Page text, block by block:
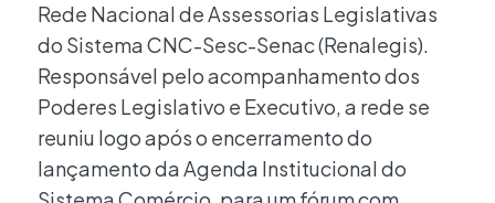
Rede Nacional de Assessorias Legislativas
do Sistema CNC-Sesc-Senac (Renalegis).
Responsável pelo acompanhamento dos
Poderes Legislativo e Executivo, a rede se
reuniu logo após o encerramento do
lançamento da Agenda Institucional do